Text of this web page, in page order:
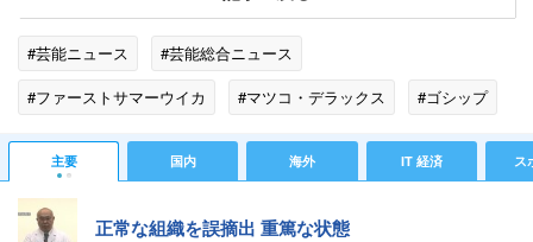
#芸能ニュース
#芸能総合ニュース
#ファーストサマーウイカ
#マツコ・デラックス
#ゴシップ
#エンタメ・芸能ニュース
主要 国内 海外 IT 経済 ス
正常な組織を誤摘出 重篤な状態